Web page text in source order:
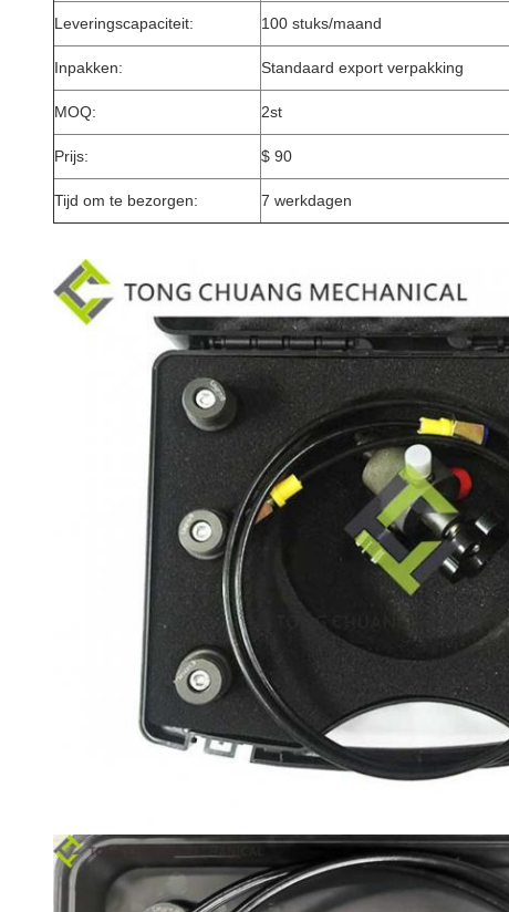
Leveringscapaciteit: 100 stuks/maand
Inpakken: Standaard export verpakking
MOQ: 2st
Prijs: $ 90
Tijd om te bezorgen: 7 werkdagen